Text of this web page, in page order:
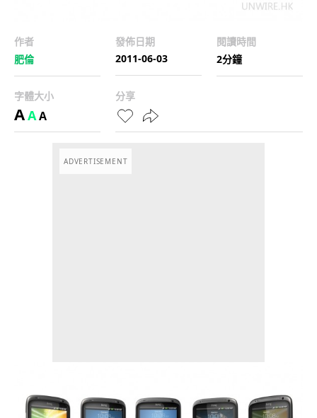
作者
肥倫
發佈日期
2011-06-03
閱讀時間
2分鐘
字體大小
AAA
分享
ADVERTISEMENT